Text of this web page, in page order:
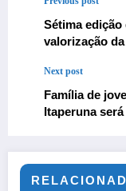
Sétima edição
valorização
Next post
Família de
Itaperuna